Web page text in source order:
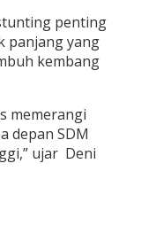
penting
panjang yang
kembang
memerangi
depan SDM
ujar Deni